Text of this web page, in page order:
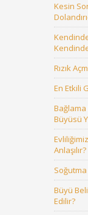
Kesin
Rızık
En Etkili
Bağlama
Büyüsü
Anlaşılır?
Büyü
Edilir?